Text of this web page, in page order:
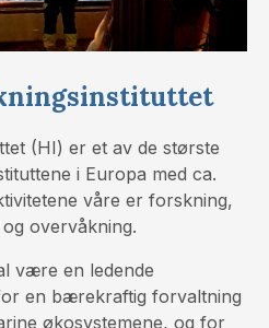
(HI) er et av de største
i Europa med ca.
våre er forskning,
overvåkning.
være en ledende
en bærekraftig forvaltning
økosystemene, og for